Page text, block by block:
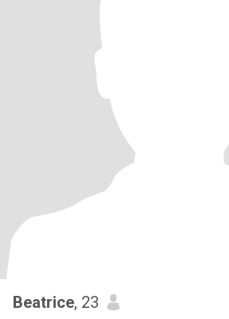
Beatrice, 23